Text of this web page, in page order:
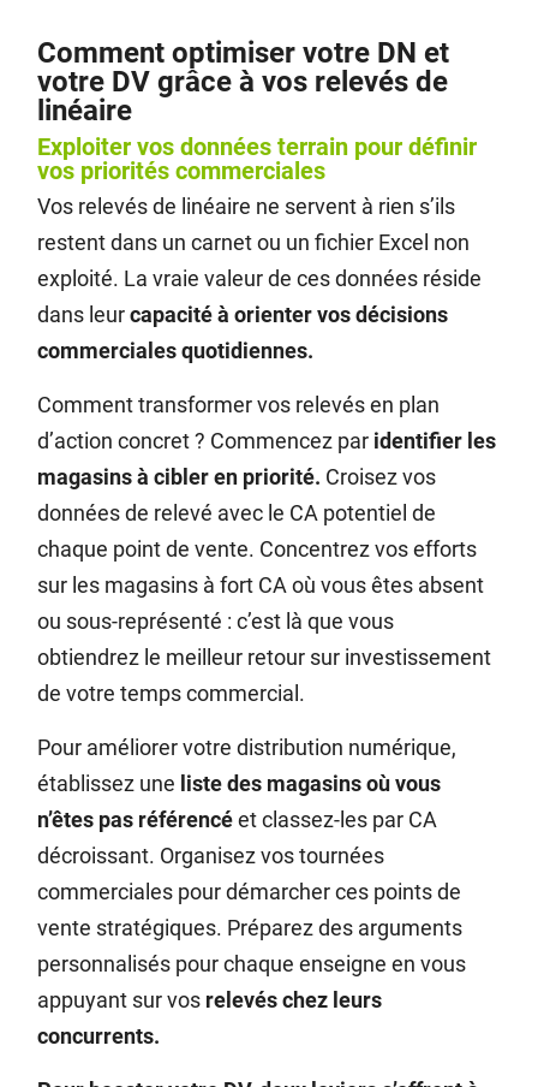
Comment optimiser votre DN et
votre DV grâce à vos relevés de
linéaire
Exploiter vos données terrain pour définir
vos priorités commerciales
Vos relevés de linéaire ne servent à rien s’ils
restent dans un carnet ou un fichier Excel non
exploité. La vraie valeur de ces données réside
dans leurcapacité à orienter vos décisions
commerciales quotidiennes.
Comment transformer vos relevés en plan
d’action concret ? Commencez par identifier les
magasins à cibler en priorité. Croisez vos
données de relevé avec le CA potentiel de
chaque point de vente. Concentrez vos efforts
sur les magasins à fort CA où vous êtes absent
ou sous-représenté : c’est là que vous
obtiendrez le meilleur retour sur investissement
de votre temps commercial.
Pour améliorer votre distribution numérique,
établissez une liste des magasins où vous
n’êtes pas référencéet classez-les par CA
décroissant. Organisez vos tournées
commerciales pour démarcher ces points de
vente stratégiques. Préparez des arguments
personnalisés pour chaque enseigne en vous
appuyant sur vos relevés chez leurs
concurrents.